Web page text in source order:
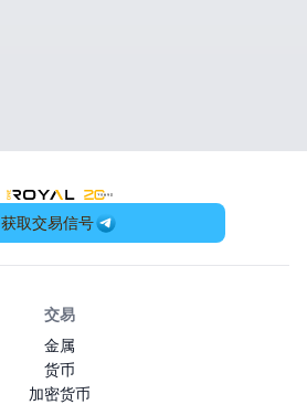
OneRoyal Home
获取交易信号
交易
金属
货币
加密货币